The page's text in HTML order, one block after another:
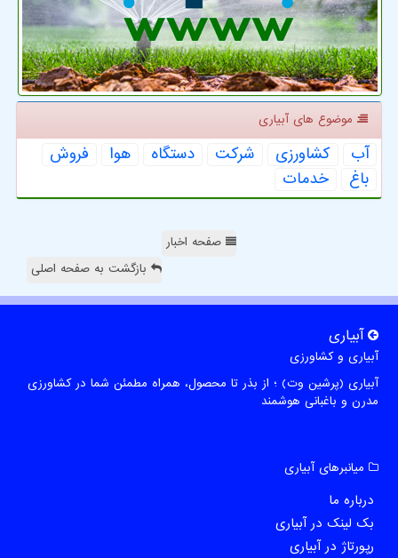
موضوع های آبیاری
آب كشاورزی شركت دستگاه هوا
فروش
باغ
خدمات
صفحه اخبار
بازگشت به صفحه اصلی
آبیاری
آبیاری و کشاورزی
آبیاری (پرشین وت) ؛ از بذر تا محصول، همراه مطمئن شما در کشاورزی
مدرن و باغبانی هوشمند
میانبرهای آبیاری
درباره ما
بک لینک در آبیاری
رپورتاژ در آبیاری